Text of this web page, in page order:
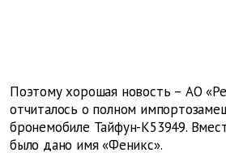
Поэтому хорошая новость – АО
отчиталось о полном
бронемобиле Тайфун-К53949.
было дано имя «Феникс».